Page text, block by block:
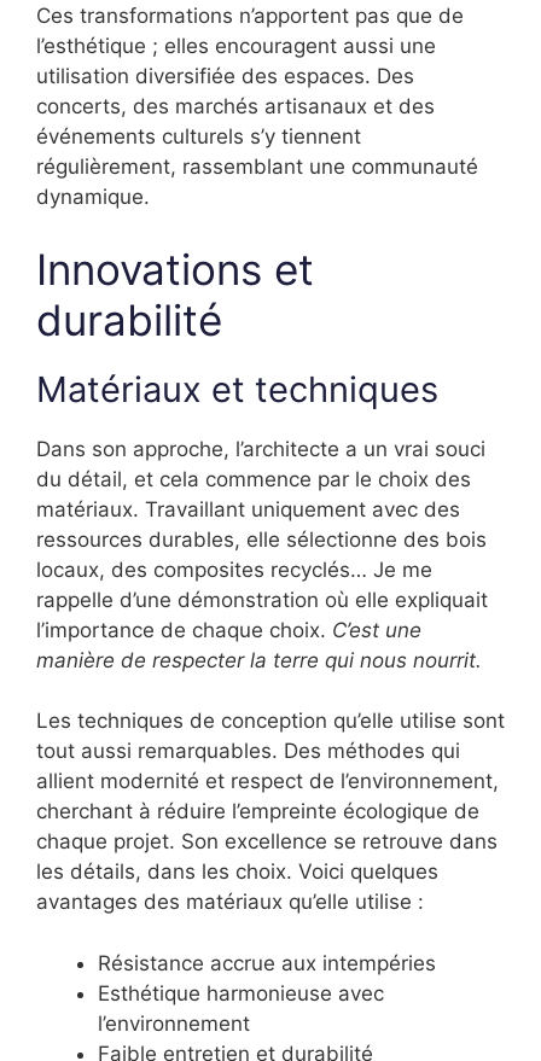
Ces transformations n’apportent pas que de
l’esthétique ; elles encouragent aussi une
utilisation diversifiée des espaces. Des
concerts, des marchés artisanaux et des
événements culturels s’y tiennent
régulièrement, rassemblant une communauté
dynamique.
Innovations et
durabilité
Matériaux et techniques
Dans son approche, l’architecte a un vrai souci
du détail, et cela commence par le choix des
matériaux. Travaillant uniquement avec des
ressources durables, elle sélectionne des bois
locaux, des composites recyclés… Je me
rappelle d’une démonstration où elle expliquait
l’importance de chaque choix. C’est une
manière de respecter la terre qui nous nourrit.
Les techniques de conception qu’elle utilise sont
tout aussi remarquables. Des méthodes qui
allient modernité et respect de l’environnement,
cherchant à réduire l’empreinte écologique de
chaque projet. Son excellence se retrouve dans
les détails, dans les choix. Voici quelques
avantages des matériaux qu’elle utilise :
Résistance accrue aux intempéries
Esthétique harmonieuse avec
l’environnement
Faible entretien et durabilité